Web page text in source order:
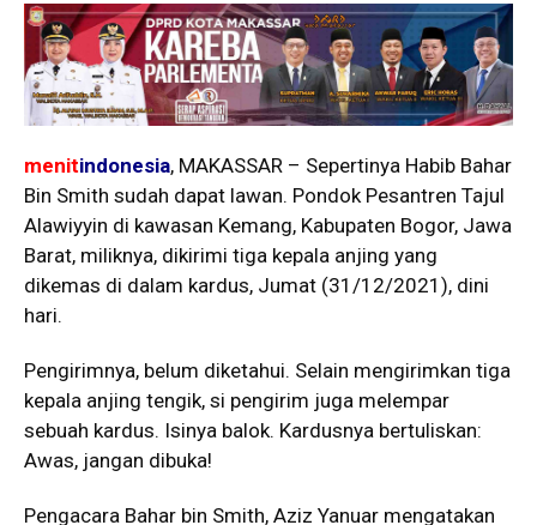
menitindonesia, MAKASSAR – Sepertinya Habib Bahar
Bin Smith sudah dapat lawan. Pondok Pesantren Tajul
Alawiyyin di kawasan Kemang, Kabupaten Bogor, Jawa
Barat, miliknya, dikirimi tiga kepala anjing yang
dikemas di dalam kardus, Jumat (31/12/2021), dini
hari.
Pengirimnya, belum diketahui. Selain mengirimkan tiga
kepala anjing tengik, si pengirim juga melempar
sebuah kardus. Isinya balok. Kardusnya bertuliskan:
Awas, jangan dibuka!
Pengacara Bahar bin Smith, Aziz Yanuar mengatakan